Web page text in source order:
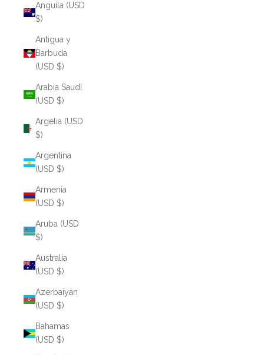
Anguila (USD
$)
Antigua y
Barbuda
(USD $)
Arabia Saudí
(USD $)
Argelia (USD
$)
Argentina
(USD $)
Armenia
(USD $)
Aruba (USD
$)
Australia
(USD $)
Azerbaiyán
(USD $)
Bahamas
(USD $)